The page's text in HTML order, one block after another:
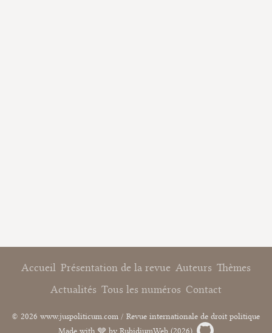
Accueil Présentation de la revue Auteurs Thèmes
Actualités Tous les numéros Contact
© 2026 www.juspoliticum.com / Revue internationale de droit politique
Made with 🩶 by RubidiumWeb (2026) .